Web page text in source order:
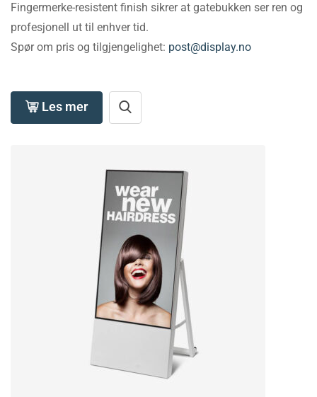
Fingermerke-resistent finish sikrer at gatebukken ser ren og
profesjonell ut til enhver tid.
Spør om pris og tilgjengelighet: post@display.no
Les mer